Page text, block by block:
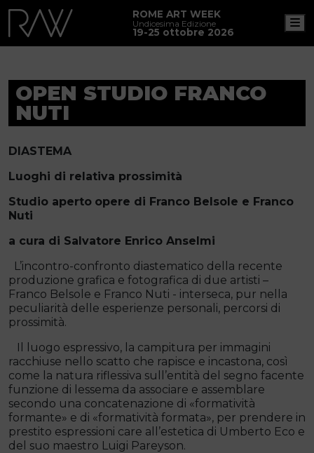
ROME ART WEEK
Undicesima Edizione
19-25 ottobre 2026
OPEN STUDIO FRANCO
NUTI
DIASTEMA
Luoghi di relativa prossimità
Studio aperto opere di Franco Belsole e Franco
Nuti
a cura di Salvatore Enrico Anselmi
L’incontro-confronto diastematico della recente
produzione grafica e fotografica di due artisti –
Franco Belsole e Franco Nuti - interseca, pur nella
peculiarità delle esperienze personali, percorsi di
prossimità.
Il luogo espressivo, la campitura per immagini
racchiuse nello scatto che rapisce e incastona, così
come la natura riflessiva sull’entità del segno facente
funzione di lessema da associare e assemblare
secondo una concatenazione di «formatività
formante» e di «formatività formata», per prendere in
prestito espressioni care all’estetica di Umberto Eco e
del suo maestro Luigi Pareyson.